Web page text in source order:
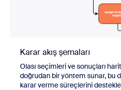
Karar akış şemaları
Olası seçimleri ve sonuçları
doğrudan bir yöntem sunar, bu
karar verme süreçlerini